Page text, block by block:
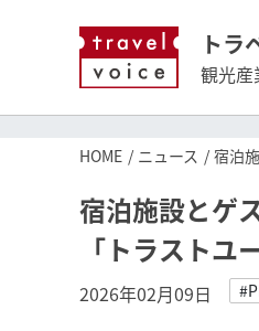
トラ
観光産
HOME ニュース 宿泊
宿泊施設とゲ
「トラストユ
2026年02月09日